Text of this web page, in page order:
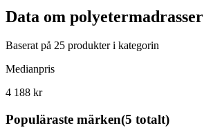
Data om polyetermadrasser
Baserat på 25 produkter i kategorin
Medianpris
4 188 kr
Populäraste märken(5 totalt)